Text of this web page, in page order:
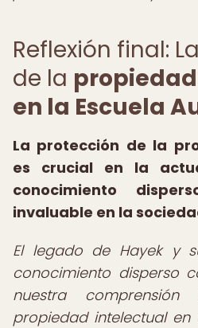
Reflexión final:
de la
en la Escuela
La protección de la
es crucial en la
conocimiento
invaluable en la
El legado de Hayek y
conocimiento disperso
nuestra
propiedad intelectual